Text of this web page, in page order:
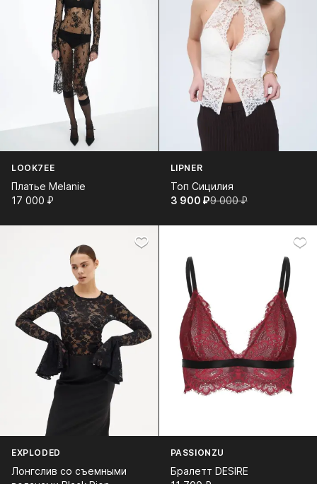
LOOK7EE
Платье Melanie
17 000⁠ ⁠₽
LIPNER
Топ Сицилия
3 900⁠ ⁠₽9 000⁠ ⁠₽
EXPLODED
Лонгслив со съемными
PASSIONZU
Бралетт DESIRE